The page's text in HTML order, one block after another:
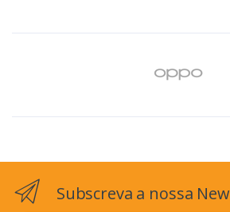
Subscreva a nossa